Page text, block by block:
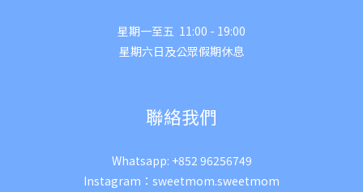
星期一至五 11:00 - 19:00
星期六日及公眾假期休息
聯絡我們
Whatsapp: +852 96256749
Instagram： sweetmom.sweetmom